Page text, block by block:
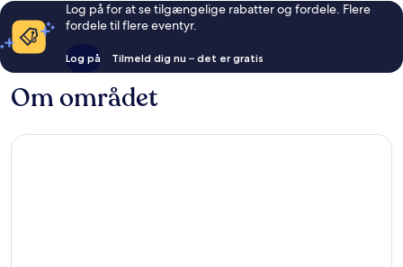
Log på for at se tilgængelige rabatter og fordele. Flere
fordele til flere eventyr.
Log på Tilmeld dig nu – det er gratis
Om området